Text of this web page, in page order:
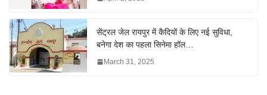
सेंट्रल जेल रायपुर में कैदियों के लिए नई सुविधा,
बनेगा देश का पहला सिनेमा हॉल…
March 31, 2025